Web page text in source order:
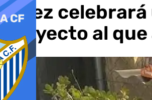
Vélez
proyecto al